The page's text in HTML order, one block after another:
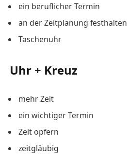
ein beruflicher Termin
an der Zeitplanung festhalten
Taschenuhr
Uhr + Kreuz
mehr Zeit
ein wichtiger Termin
Zeit opfern
zeitgläubig